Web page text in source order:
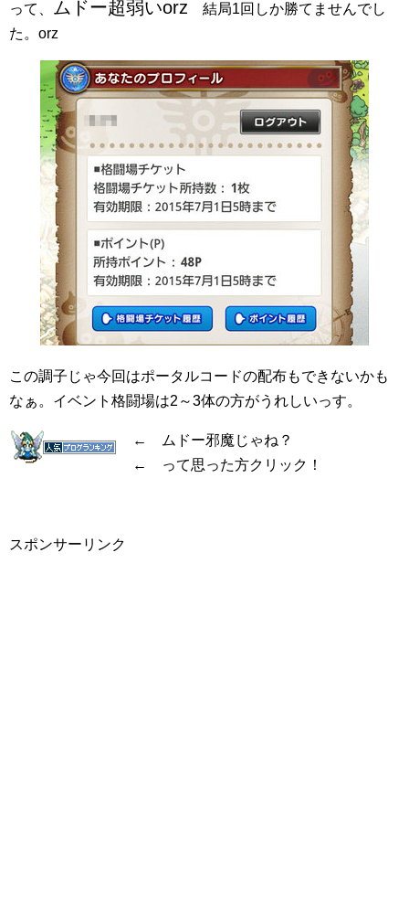
って、 ムドー超弱いorz 結局1回しか勝てませんでし
た。orz
この調子じゃ今回はポータルコードの配布もできないかも
なぁ。イベント格闘場は2～3体の方がうれしいっす。
← ムドー邪魔じゃね？
← って思った方クリック！
スポンサーリンク